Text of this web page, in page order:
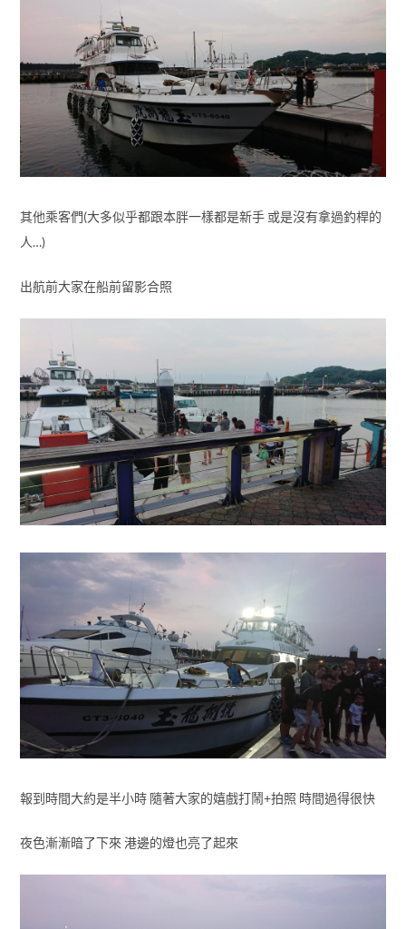
其他乘客們(大多似乎都跟本胖一樣都是新手 或是沒有拿過釣桿的
人…)
出航前大家在船前留影合照
報到時間大約是半小時 隨著大家的嬉戲打鬧+拍照 時間過得很快
夜色漸漸暗了下來 港邊的燈也亮了起來